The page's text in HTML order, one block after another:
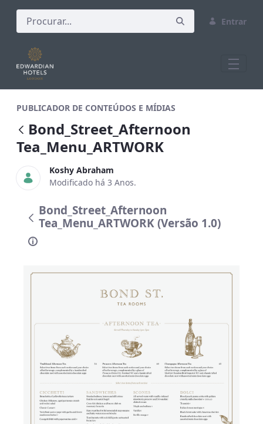
Entrar
PUBLICADOR DE CONTEÚDOS E MÍDIAS
Bond_Street_Afternoon
Tea_Menu_ARTWORK
Koshy Abraham
Modificado há 3 Anos.
Bond_Street_Afternoon
Tea_Menu_ARTWORK (Versão 1.0)